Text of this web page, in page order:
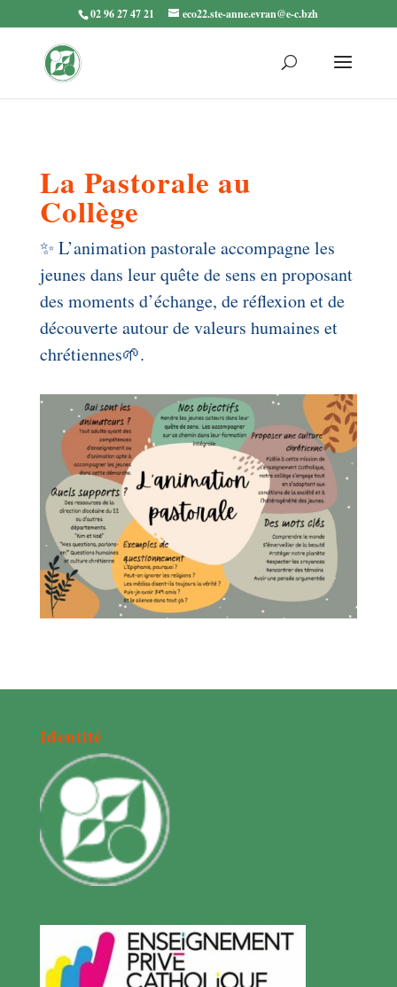
02 96 27 47 21 eco22.ste-anne.evran@e-c.bzh
La Pastorale au
Collège
✨ L’animation pastorale accompagne les
jeunes dans leur quête de sens en proposant
des moments d’échange, de réflexion et de
découverte autour de valeurs humaines et
chrétiennes🌱.
Identité